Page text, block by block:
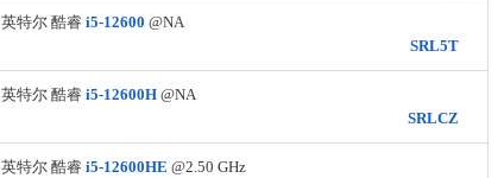
英特尔 酷睿 i5-12600 @NA
SRL5T
英特尔 酷睿 i5-12600H@NA
SRLCZ
英特尔 酷睿 i5-12600HE @2.50 GHz